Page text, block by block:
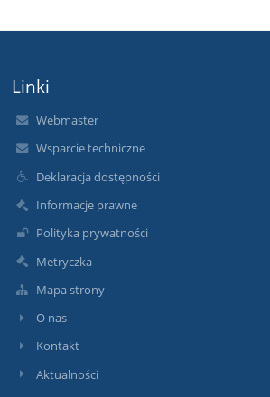
Linki
Webmaster
Wsparcie techniczne
Deklaracja dostępności
Informacje prawne
Polityka prywatności
Metryczka
Mapa strony
O nas
Kontakt
Aktualności